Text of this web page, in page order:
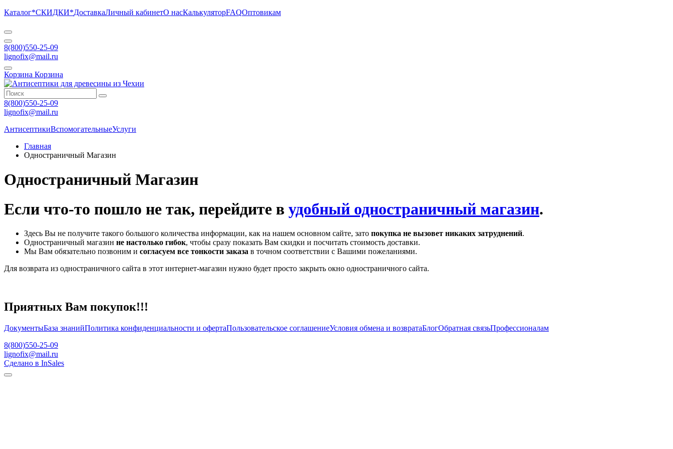
Каталог*СКИДКИ*ДоставкаЛичный кабинетО насКалькуляторFAQОптовикам
8(800)550-25-09
lignofix@mail.ru
Корзина Корзина
8(800)550-25-09
lignofix@mail.ru
АнтисептикиВспомогательныеУслуги
Главная
Одностраничный Магазин
Одностраничный Магазин
Если что-то пошло не так, перейдите в удобный одностраничный магазин.
Здесь Вы не получите такого большого количества информации, как на нашем основном сайте, зато покупка не вызовет никаких затруднений.
Одностраничный магазин не настолько гибок, чтобы сразу показать Вам скидки и посчитать стоимость доставки.
Мы Вам обязательно позвоним и согласуем все тонкости заказа в точном соответствии с Вашими пожеланиями.
Для возврата из одностраничного сайта в этот интернет-магазин нужно будет просто закрыть окно одностраничного сайта.
Приятных Вам покупок!!!
ДокументыБаза знанийПолитика конфиденциальности и офертаПользовательское соглашениеУсловия обмена и возвратаБлогОбратная связьПрофессионалам
8(800)550-25-09
lignofix@mail.ru
Сделано в InSales